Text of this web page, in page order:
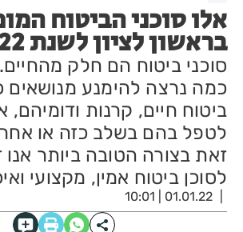
אלו סוכני הביטוח
בראשון לציון לשנת 2022
סוכני ביטוח הם חלק
כמה נרצה להימנע מנושאים
ביטוח חיים, קרנות ודומיהם,
לטפל בהם בשלב כזה או
זאת בצורה הטובה ביותר אנו
לסוכן ביטוח אמין, מקצועי
01.01.22 | 10:01